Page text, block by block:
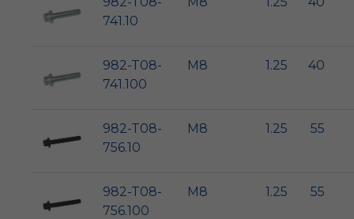
741.10
982-T08-
741.100
M8 1.25 40
982-T08-
756.10
M8 1.25 55
982-T08-
756.100
M8 1.25 55